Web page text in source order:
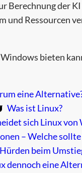
Berechnung der
und Ressourcen
bieten
eine
Was ist Linux?
sich Linux von
– Welche sollte
beim
dennoch eine